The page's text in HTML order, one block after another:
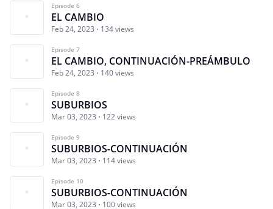
Episode 6
EL CAMBIO
Feb 24, 2023 134 views
Episode 7
EL CAMBIO, CONTINUACIÓN-PREÁMBULO
Feb 24, 2023 140 views
Episode 8
SUBURBIOS
Mar 03, 2023 122 views
Episode 9
SUBURBIOS-CONTINUACIÓN
Mar 03, 2023 114 views
Episode 10
SUBURBIOS-CONTINUACIÓN
Mar 03, 2023 100 views